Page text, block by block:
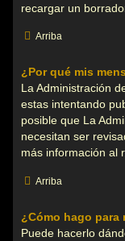
recargar un
Arriba
¿Por qué mis
La Administración
estas intentando
posible que La
necesitan ser
más información al
Arriba
¿Cómo hago para
Puede hacerlo